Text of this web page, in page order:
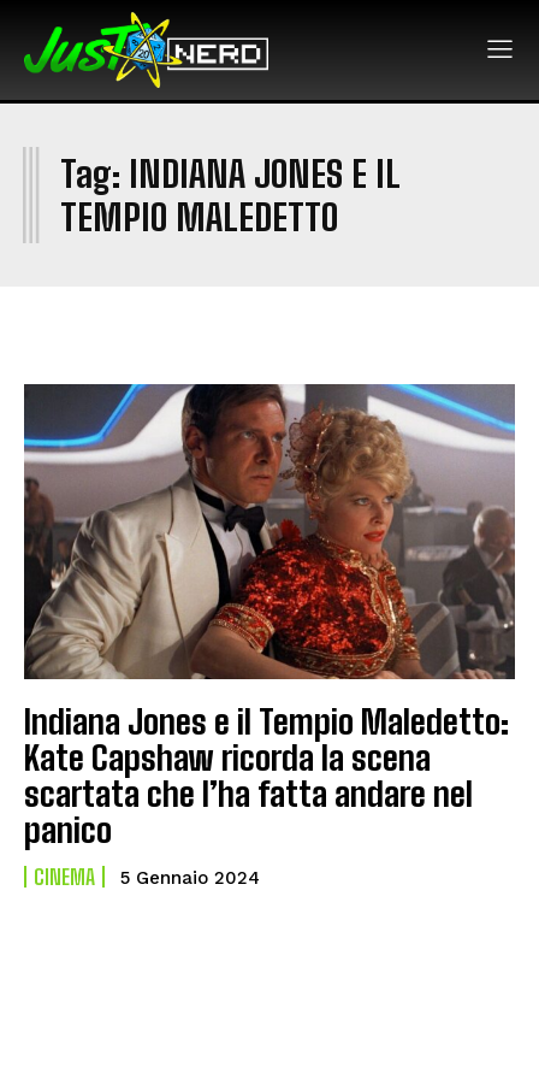
Tag: INDIANA JONES E IL
TEMPIO MALEDETTO
I
Indiana Jones e il Tempio Maledetto:
Kate Capshaw ricorda la scena
scartata che l’ha fatta andare nel
panico
CINEMA 5 Gennaio 2024